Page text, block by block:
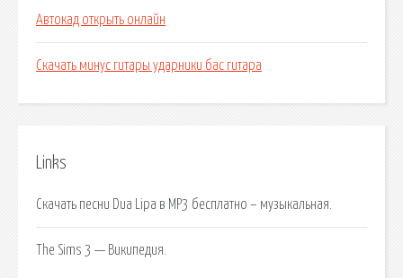
Автокад открыть онлайн
Скачать минус гитары ударники бас гитара
Links
Скачать песни Dua Lipa в MP3 бесплатно – музыкальная.
The Sims 3 — Википедия.